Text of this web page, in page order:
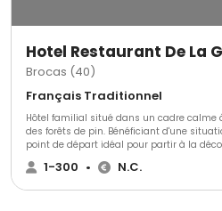
Hotel Restaurant De La
Brocas (40)
Français Traditionnel
Hôtel familial situé dans un cadre calme
des forêts de pin. Bénéficiant d'une situation privilégiée, l'hôtel constitue le
point de départ idéal pour partir à la
1-300 • N.C.